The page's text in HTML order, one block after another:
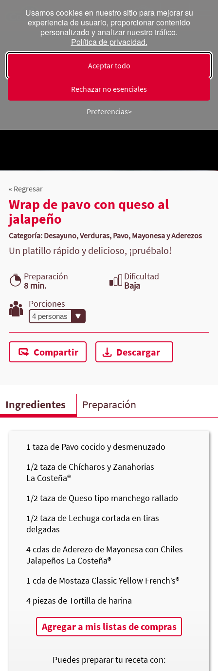
Usamos cookies en nuestro sitio para mejorar su
experiencia de usuario, proporcionar contenido
personalizado y analizar nuestro tráfico.
Política de privacidad.
Aceptar todo
Rechazar no esenciales
Preferencias
« Regresar
Wrap de pavo con queso al
jalapeño
Categoría: Desayuno, Verduras, Pavo, Mayonesa y Aderezos
Un platillo rápido y delicioso, ¡pruébalo!
Preparación
8 min.
Dificultad
Baja
Porciones
Compartir Descargar
Ingredientes Preparación
1 taza de Pavo cocido y desmenuzado
1/2taza de Chícharos y Zanahorias
La Costeña®
1/2taza de Queso tipo manchego rallado
1/2taza de Lechuga cortada en tiras
delgadas
4cdas de Aderezo de Mayonesa con Chiles
Jalapeños La Costeña®
1 cda de Mostaza Classic Yellow French’s®
4 piezas de Tortilla de harina
Agregar a mis listas de compras
Puedes preparar tu receta con: